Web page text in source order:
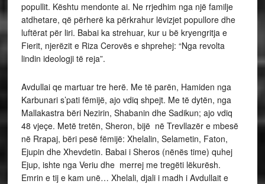
popullit. Kështu mendonte ai. Ne rrjedhim nga një familje
atdhetare, që përherë ka përkrahur lëvizjet popullore dhe
luftërat për liri. Babai ka strehuar, kur u bë kryengritja e
Fierit, njerëzit e Riza Cerovës e shprehej: “Nga revolta
lindin ideologji të reja”.
Avdullai qe martuar tre herë. Me të parën, Hamiden nga
Karbunari s’pati fëmijë, ajo vdiq shpejt. Me të dytën, nga
Mallakastra bëri Nezirin, Shabanin dhe Sadikun; ajo vdiq
48 vjeçe. Metë tretën, Sheron, bijë në Trevllazër e mbesë
në Rrapaj, bëri pesë fëmijë: Xhelalin, Selametin, Faton,
Ejupin dhe Xhevdetin. Babai i Sheros (nënës time) quhej
Ejup, ishte nga Veriu dhe merrej me tregëti lëkurësh.
Emrin e tij e kam unë… Xhelali, djali i madh i Avdullait e